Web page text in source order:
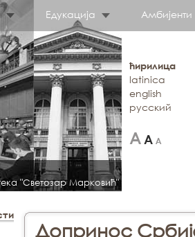
Едукација Амбијенти
"Светозар Марковић"
ћирилица
latinica
english
русский
Допринос